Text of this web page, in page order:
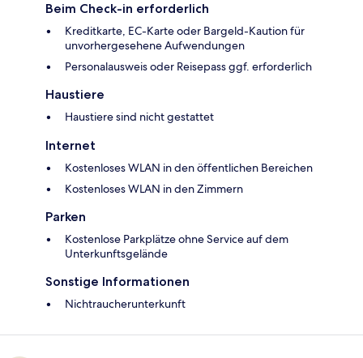
Beim Check-in erforderlich
Kreditkarte, EC-Karte oder Bargeld-Kaution für
unvorhergesehene Aufwendungen
Personalausweis oder Reisepass ggf. erforderlich
Haustiere
Haustiere sind nicht gestattet
Internet
Kostenloses WLAN in den öffentlichen Bereichen
Kostenloses WLAN in den Zimmern
Parken
Kostenlose Parkplätze ohne Service auf dem
Unterkunftsgelände
Sonstige Informationen
Nichtraucherunterkunft